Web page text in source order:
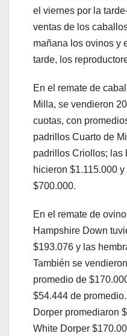
el viernes por la
ventas de los
mañana los ovinos y
tarde, los
En el remate de
Milla, se vendieron
cuotas, con
padrillos Cuarto de
padrillos Criollos; las
hicieron $1.115.000
$700.000.
En el remate de
Hampshire Down
$193.076 y las
También se
promedio de
$54.444 de
Dorper promediaron
White Dorper